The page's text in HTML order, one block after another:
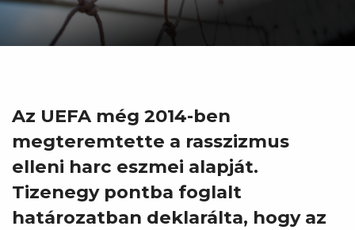
Az UEFA még 2014-ben
megteremtette a rasszizmus
elleni harc eszmei alapját.
Tizenegy pontba foglalt
határozatban deklarálta, hogy az